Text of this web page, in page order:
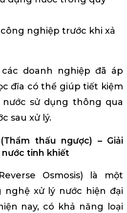
nghiệp trước khi xả
doanh nghiệp đã áp
đĩa có thể giúp tiết kiệm
nước sử dụng thông qua
sau xử lý.
thấu ngược) – Giải
tinh khiết
Osmosis) là một
xử lý nước hiện đại
nay, có khả năng loại